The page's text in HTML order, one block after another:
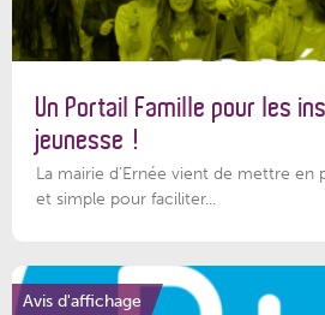
Un Portail Famille pour les
jeunesse !
La mairie d’Ernée vient de mettre en
et simple pour faciliter...
Avis d'affichage